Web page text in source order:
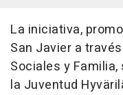
La iniciativa,
San Javier a
Sociales y
la Juventud